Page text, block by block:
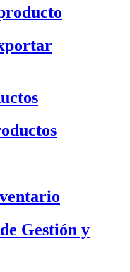
Gestión y